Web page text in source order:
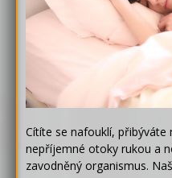
Cítíte se nafouklí, přibýváte
nepříjemné otoky rukou a
zavodněný organismus.